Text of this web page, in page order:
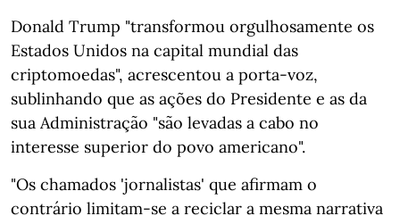
Donald Trump "transformou orgulhosamente os
Estados Unidos na capital mundial das
criptomoedas", acrescentou a porta-voz,
sublinhando que as ações do Presidente e as da
sua Administração "são levadas a cabo no
interesse superior do povo americano".
"Os chamados 'jornalistas' que afirmam o
contrário limitam-se a reciclar a mesma narrativa